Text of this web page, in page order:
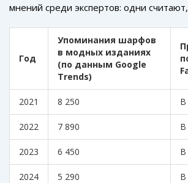
мнений среди экспертов: одни
цикличны, и аксессуары этого типа
вернутся в топ.
Год
Упоминания шарфов
в модных изданиях
(по данным Google
Trends)
2021 8 250 В
2022 7 890 В
2023 6 450 В
2024 5 290 В